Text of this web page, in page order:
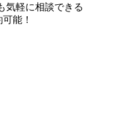
気軽に相談できる
能！